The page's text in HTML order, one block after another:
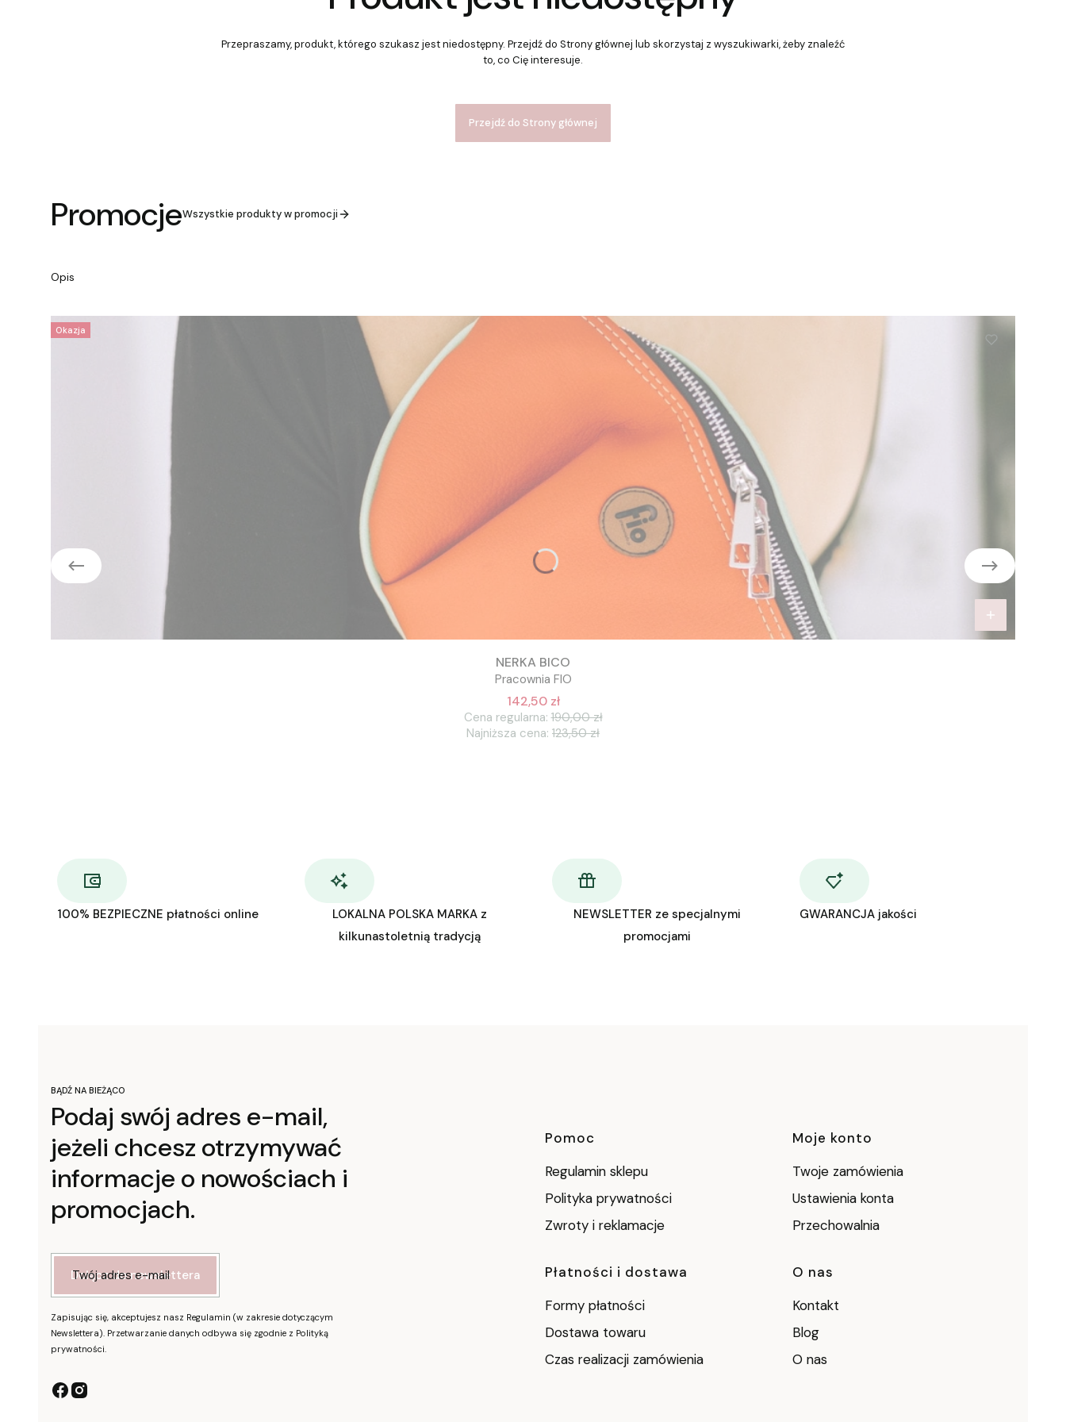
Przepraszamy, produkt, którego szukasz jest niedostępny. Przejdź do Strony głównej lub skorzystaj z wyszukiwarki, żeby znaleźć
to, co Cię interesuje.
Przejdź do Strony głównej
PromocjeWszystkie produkty w promocji
Opis
Okazja
NERKA BICO
Pracownia FIO
142,50 zł
Cena regularna: 190,00 zł
Najniższa cena: 123,50 zł
100% BEZPIECZNE płatności online
LOKALNA POLSKA MARKA z
kilkunastoletnią tradycją
NEWSLETTER ze specjalnymi
promocjami
GWARANCJA jakości
BĄDŹ NA BIEŻĄCO
Podaj swój adres e-mail,
jeżeli chcesz otrzymywać
informacje o nowościach i
promocjach.
Twój adres e-mail
Dołącz do newslettera
Zapisując się, akceptujesz nasz Regulamin (w zakresie dotyczącym
Newslettera). Przetwarzanie danych odbywa się zgodnie z Polityką
prywatności.
Linki w stopce
Pomoc
Regulamin sklepu
Polityka prywatności
Zwroty i reklamacje
Moje konto
Twoje zamówienia
Ustawienia konta
Przechowalnia
Płatności i dostawa
Formy płatności
Dostawa towaru
Czas realizacji zamówienia
O nas
Kontakt
Blog
O nas